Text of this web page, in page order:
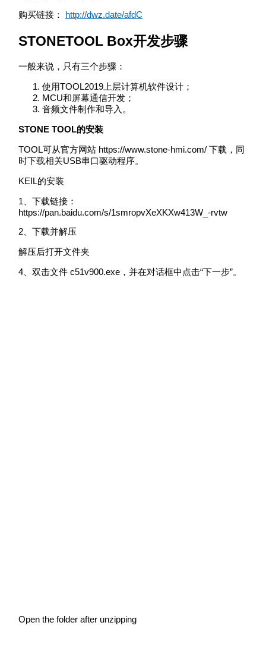
购买链接： http://dwz.date/afdC
STONETOOL Box开发步骤
一般来说，只有三个步骤：
使用TOOL2019上层计算机软件设计；
MCU和屏幕通信开发；
音频文件制作和导入。
STONE TOOL的安装
TOOL可从官方网站 https://www.stone-hmi.com/ 下载，同
时下载相关USB串口驱动程序。
KEIL的安装
1、下载链接：
https://pan.baidu.com/s/1smropvXeXKXw413W_-rvtw
2、下载并解压
解压后打开文件夹
4、双击文件 c51v900.exe，并在对话框中点击“下一步”。
Open the folder after unzipping